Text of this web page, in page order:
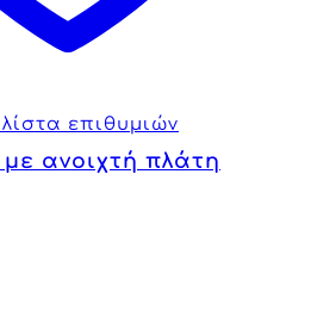
επιθυμιών
ανοιχτή πλάτη